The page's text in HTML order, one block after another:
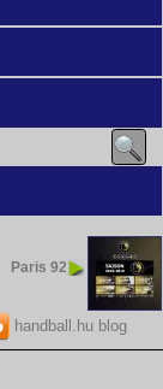
Paris 92
handball.hu blog